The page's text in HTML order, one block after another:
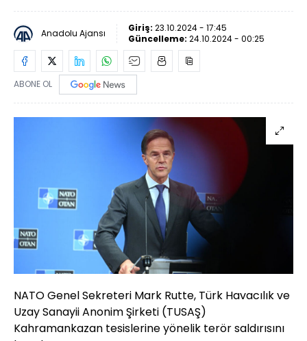
Anadolu Ajansı Giriş: 23.10.2024 - 17:45
Güncelleme: 24.10.2024 - 00:25
ABONE OL
NATO Genel Sekreteri Mark Rutte, Türk Havacılık ve
Uzay Sanayii Anonim Şirketi (TUSAŞ)
Kahramankazan tesislerine yönelik terör saldırısını